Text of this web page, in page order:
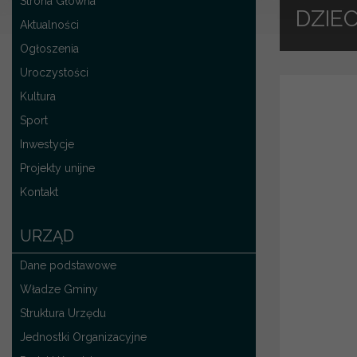
Aktualności
Ogłoszenia
Uroczystości
Kultura
Sport
Inwestycje
Projekty unijne
Kontakt
URZĄD
Dane podstawowe
Władze Gminy
Struktura Urzędu
Jednostki Organizacyjne